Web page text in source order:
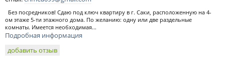
Без посредников! Сдаю под ключ квартиру в г. Саки, расположенную на 4-
ом этаже 5-ти этажного дома. По желанию: одну или две раздельные
комнаты. Имеется необходимая...
Подробная информация
добавить отзыв